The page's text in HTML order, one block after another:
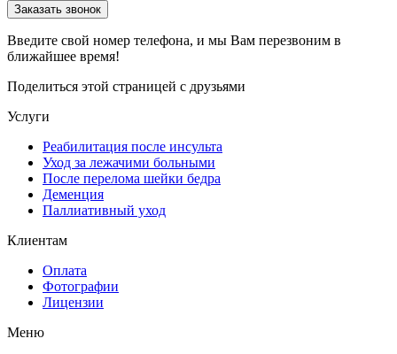
Введите свой номер телефона, и мы Вам перезвоним в
ближайшее время!
Поделиться этой страницей с друзьями
Услуги
Реабилитация после инсульта
Уход за лежачими больными
После перелома шейки бедра
Деменция
Паллиативный уход
Клиентам
Оплата
Фотографии
Лицензии
Меню